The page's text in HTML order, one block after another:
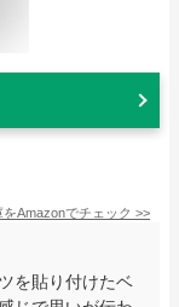
をAmazonでチェック >>
を貼り付けたベ